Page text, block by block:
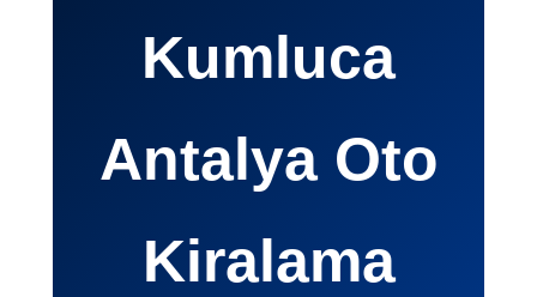
Kumluca
Antalya Oto
Kiralama